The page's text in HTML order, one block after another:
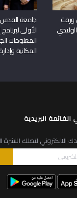
ورقة
جامعة القدس
الأولى
المعلومات
المكانية
البريدية
الالكتروني لتصلك النشرة